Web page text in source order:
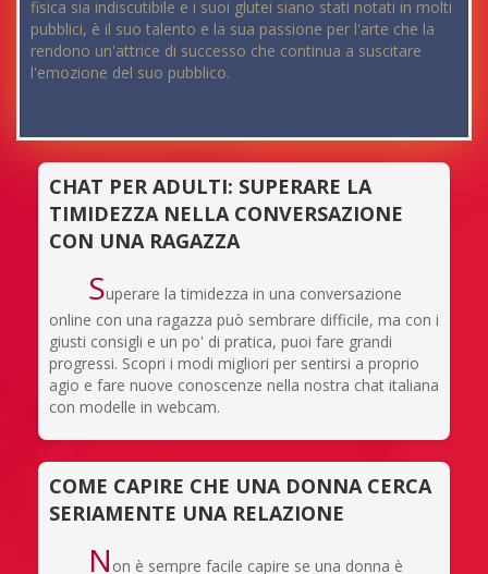
fisica sia indiscutibile e i suoi glutei siano stati notati in molti
pubblici, è il suo talento e la sua passione per l'arte che la
rendono un'attrice di successo che continua a suscitare
l'emozione del suo pubblico.
CHAT PER ADULTI: SUPERARE LA
TIMIDEZZA NELLA CONVERSAZIONE
CON UNA RAGAZZA
Superare la timidezza in una conversazione
online con una ragazza può sembrare difficile, ma con i
giusti consigli e un po' di pratica, puoi fare grandi
progressi. Scopri i modi migliori per sentirsi a proprio
agio e fare nuove conoscenze nella nostra chat italiana
con modelle in webcam.
COME CAPIRE CHE UNA DONNA CERCA
SERIAMENTE UNA RELAZIONE
N on è sempre facile capire se una donna è